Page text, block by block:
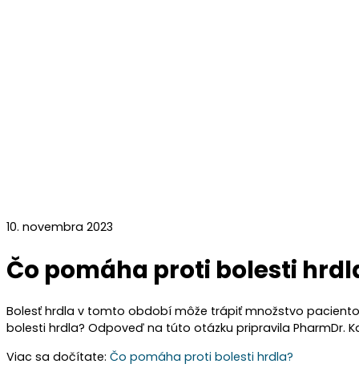
10. novembra 2023
Čo pomáha proti bolesti
Bolesť hrdla v tomto období môže trápiť množstvo
bolesti hrdla? Odpoveď na túto otázku pripravila PharmDr.
Viac sa dočítate: Čo pomáha proti bolesti hrdla?